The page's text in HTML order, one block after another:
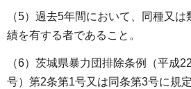
（5）過去5年間において、同種又
績を有する者であること。
（6）茨城県暴力団排除条例（平成
号）第2条第1号又は同条第3号に規